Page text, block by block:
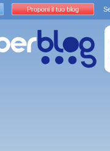
Proponi il tuo blog